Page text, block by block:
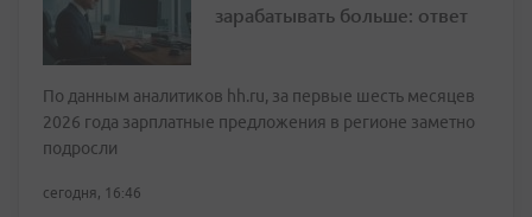
зарабатывать больше: ответ
По данным аналитиков hh.ru, за первые шесть месяцев
2026 года зарплатные предложения в регионе заметно
подросли
сегодня, 16:46